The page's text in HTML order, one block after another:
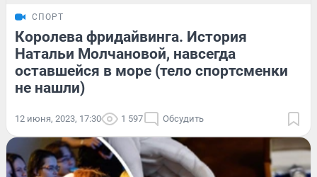
СПОРТ
Королева фридайвинга. История
Натальи Молчановой, навсегда
оставшейся в море (тело спортсменки
не нашли)
12 июня, 2023, 17:30 1 597 Обсудить